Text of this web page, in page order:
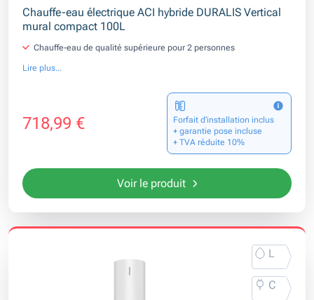
Chauffe-eau électrique ACI hybride DURALIS Vertical
mural compact 100L
Chauffe-eau de qualité supérieure pour 2 personnes
Lire plus...
718,99 €
Forfait d’installation inclus
+ garantie pose incluse
+ TVA réduite 10%
Voir le produit
L
C